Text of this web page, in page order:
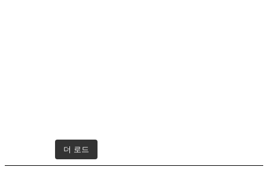
더 로드